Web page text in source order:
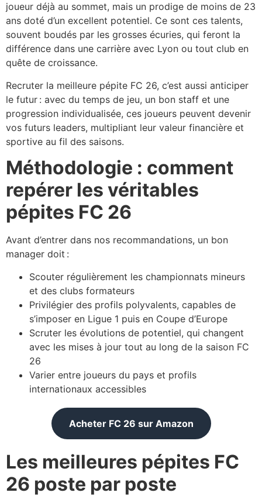
joueur déjà au sommet, mais un prodige de moins de 23
ans doté d’un excellent potentiel. Ce sont ces talents,
souvent boudés par les grosses écuries, qui feront la
différence dans une carrière avec Lyon ou tout club en
quête de croissance.
Recruter la meilleure pépite FC 26, c’est aussi anticiper
le futur : avec du temps de jeu, un bon staff et une
progression individualisée, ces joueurs peuvent devenir
vos futurs leaders, multipliant leur valeur financière et
sportive au fil des saisons.
Méthodologie : comment
repérer les véritables
pépites FC 26
Avant d’entrer dans nos recommandations, un bon
manager doit :
Scouter régulièrement les championnats mineurs
et des clubs formateurs
Privilégier des profils polyvalents, capables de
s’imposer en Ligue 1 puis en Coupe d’Europe
Scruter les évolutions de potentiel, qui changent
avec les mises à jour tout au long de la saison FC
26
Varier entre joueurs du pays et profils
internationaux accessibles
Acheter FC 26 sur Amazon
Les meilleures pépites FC
26 poste par poste